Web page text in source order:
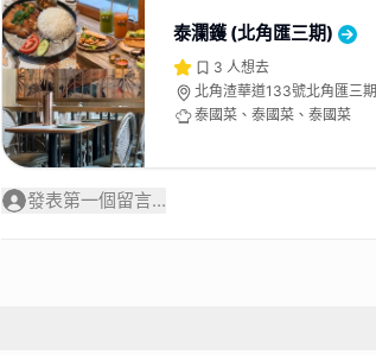
泰瀾鑊 (北角匯三期)
3 人想去
北角渣華道133號北角匯三
泰國菜、泰國菜、泰國菜
發表第一個留言...